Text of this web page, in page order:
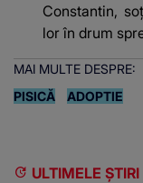
Constantin,
lor în drum
MAI MULTE DESPRE:
PISICĂ
ADOPTIE
ULTIMELE ȘTIRI